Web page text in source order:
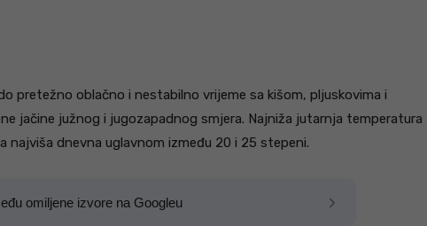
pretežno oblačno i nestabilno vrijeme sa kišom, pljuskovima i
jačine južnog i jugozapadnog smjera. Najniža jutarnja temperatura
najviša dnevna uglavnom između 20 i 25 stepeni.
omiljene izvore na Googleu